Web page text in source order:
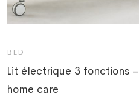
BED
Lit électrique 3 fonctions –
home care